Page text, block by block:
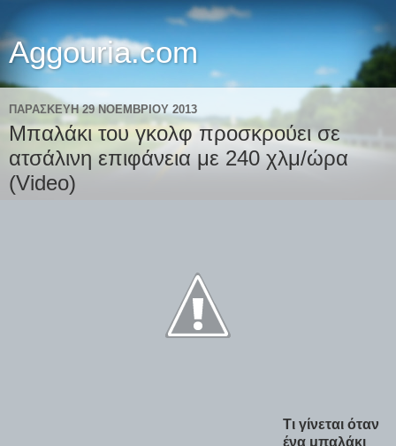
Aggouria.com
ΠΑΡΑΣΚΕΥΉ 29 ΝΟΕΜΒΡΊΟΥ 2013
Μπαλάκι του γκολφ προσκρούει σε
ατσάλινη επιφάνεια με 240 χλμ/ώρα
(Video)
Τι γίνεται όταν
ένα μπαλάκι